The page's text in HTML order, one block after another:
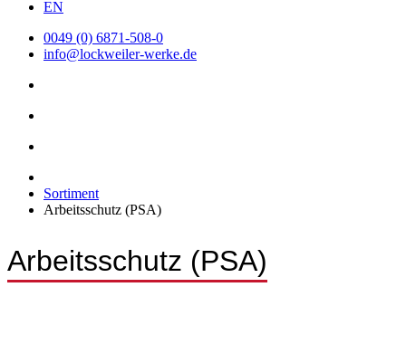
EN
0049 (0) 6871-508-0
info@lockweiler-werke.de
Sortiment
Arbeitsschutz (PSA)
Arbeitsschutz (PSA)